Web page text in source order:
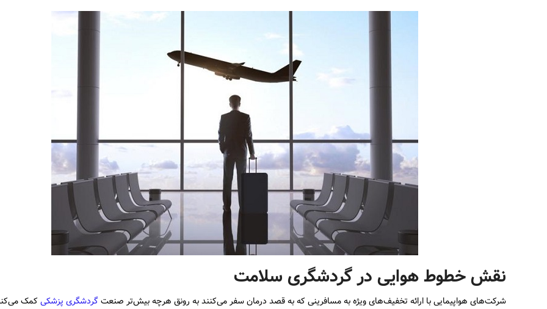
نقش خطوط هوایی در گردشگری سلامت
شرکت‌های هواپیمایی با ارائه تخفیف‌های ویژه به مسافرینی که به قصد درمان سفر می‌کنند به رونق هرچه بیش‌تر صنعت گردشگری پزشکی کمک